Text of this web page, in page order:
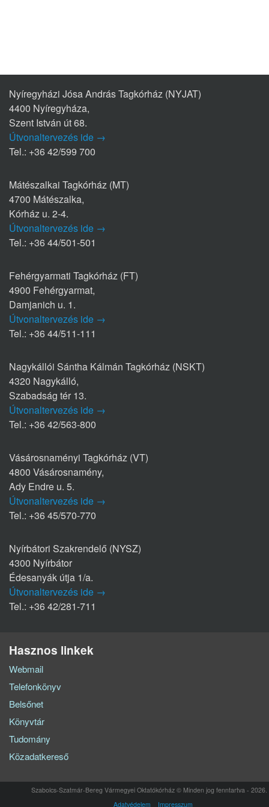
Nyíregyházi Jósa András Tagkórház (NYJAT)
4400 Nyíregyháza,
Szent István út 68.
Útvonaltervezés ide →
Tel.: +36 42/599 700
Mátészalkai Tagkórház (MT)
4700 Mátészalka,
Kórház u. 2-4.
Útvonaltervezés ide →
Tel.: +36 44/501-501
Fehérgyarmati Tagkórház (FT)
4900 Fehérgyarmat,
Damjanich u. 1.
Útvonaltervezés ide →
Tel.: +36 44/511-111
Nagykállói Sántha Kálmán Tagkórház (NSKT)
4320 Nagykálló,
Szabadság tér 13.
Útvonaltervezés ide →
Tel.: +36 42/563-800
Vásárosnaményi Tagkórház (VT)
4800 Vásárosnamény,
Ady Endre u. 5.
Útvonaltervezés ide →
Tel.: +36 45/570-770
Nyírbátori Szakrendelő (NYSZ)
4300 Nyírbátor
Édesanyák útja 1/a.
Útvonaltervezés ide →
Tel.: +36 42/281-711
Hasznos linkek
Webmail
Telefonkönyv
Belsőnet
Könyvtár
Tudomány
Közadatkereső
Szabolcs-Szatmár-Bereg Vármegyei Oktatókórház © Minden jog fenntartva - 2026.
Adatvédelem
Impresszum